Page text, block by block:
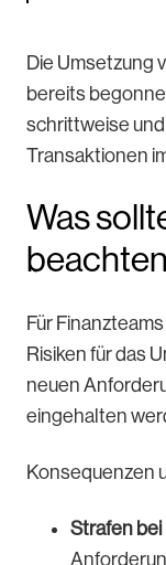
Die Umsetzung
bereits
schrittweise
Transaktionen
Was
Für
Risiken für das
neuen
eingehalten
Konsequenzen
Strafen